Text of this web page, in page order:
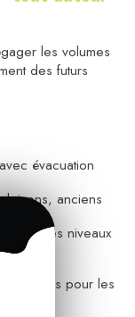
les volumes
des futurs
évacuation
anciens
les niveaux
passages pour les